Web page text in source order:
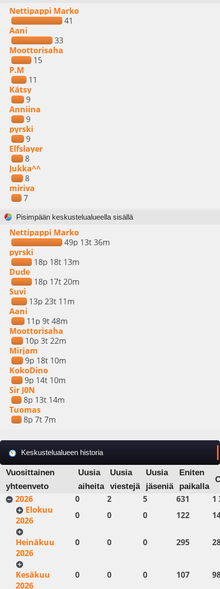
Nettipappi Marko
41
Aani
33
Moottorisaha
15
P.M
11
Kätsy
9
Anniina
9
pyrski
9
Elfslayer
8
Jukka^^
8
miriva
7
Pisimpään keskustelualueella sisällä
Nettipappi Marko
49p 13t 36m
pyrski
18p 18t 13m
Dude
18p 17t 20m
Suvi
13p 23t 11m
Aani
11p 9t 48m
Moottorisaha
10p 3t 22m
Mirjam
9p 18t 10m
KokoDino
9p 14t 10m
Sir J0N
8p 13t 14m
Tuomas
8p 7t 7m
Keskustelualueen historia
Vuosittainen
yhteenveto
Uusia
aiheita
Uusia
viestejä
Uusia
jäseniä
Eniten
paikalla
2026 0 2 5 631
1
Elokuu
2026
0 0 0 122
Heinäkuu
2026
0 0 0 295
Kesäkuu
2026
0 0 0 107